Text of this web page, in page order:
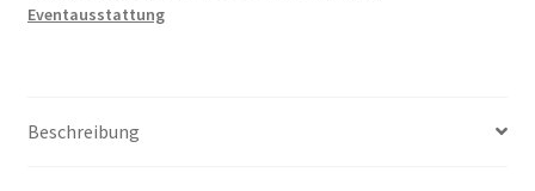
Eventausstattung
Beschreibung